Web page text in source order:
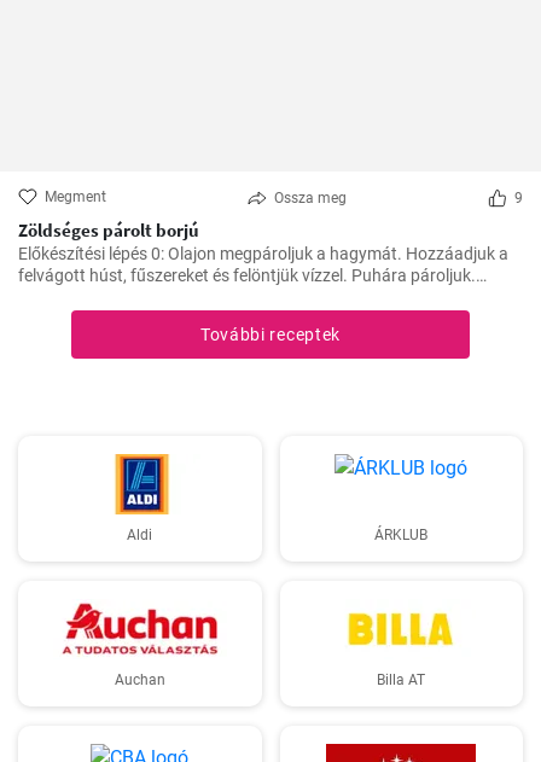
Megment Ossza meg 9
Zöldséges párolt borjú
Előkészítési lépés 0: Olajon megpároljuk a hagymát. Hozzáadjuk a
felvágott húst, fűszereket és felöntjük vízzel. Puhára pároljuk.
minden megpuhul. Végül hozzáadjuk a tejszínt és hagyjuk
További receptek
Aldi ÁRKLUB
Auchan Billa AT